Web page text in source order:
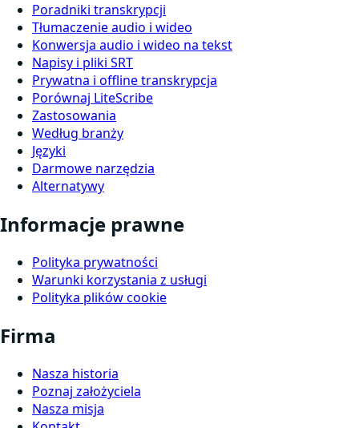
Poradniki transkrypcji
Tłumaczenie audio i wideo
Konwersja audio i wideo na tekst
Napisy i pliki SRT
Prywatna i offline transkrypcja
Porównaj LiteScribe
Zastosowania
Według branży
Języki
Darmowe narzędzia
Alternatywy
Informacje prawne
Polityka prywatności
Warunki korzystania z usługi
Polityka plików cookie
Firma
Nasza historia
Poznaj założyciela
Nasza misja